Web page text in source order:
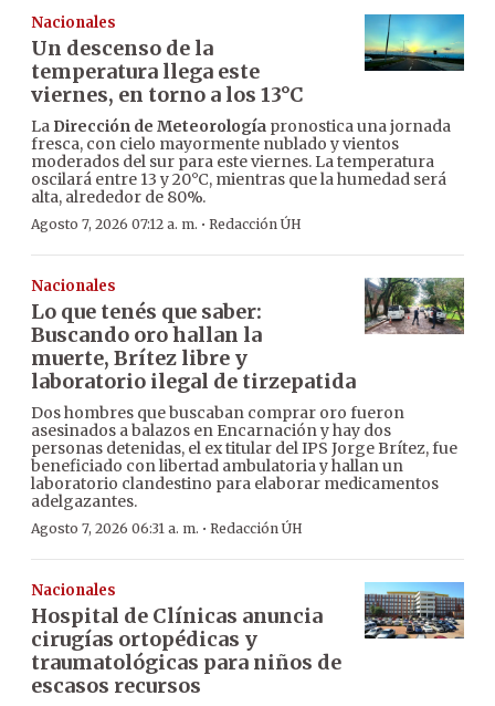
Nacionales
Un descenso de la
temperatura llega este
viernes, en torno a los 13°C
La Dirección de Meteorología pronostica una jornada
fresca, con cielo mayormente nublado y vientos
moderados del sur para este viernes. La temperatura
oscilará entre 13 y 20°C, mientras que la humedad será
alta, alrededor de 80%.
Agosto 7, 2026 07:12 a. m. · Redacción ÚH
Nacionales
Lo que tenés que saber:
Buscando oro hallan la
muerte, Brítez libre y
laboratorio ilegal de tirzepatida
Dos hombres que buscaban comprar oro fueron
asesinados a balazos en Encarnación y hay dos
personas detenidas, el ex titular del IPS Jorge Brítez, fue
beneficiado con libertad ambulatoria y hallan un
laboratorio clandestino para elaborar medicamentos
adelgazantes.
Agosto 7, 2026 06:31 a. m. · Redacción ÚH
Nacionales
Hospital de Clínicas anuncia
cirugías ortopédicas y
traumatológicas para niños de
escasos recursos